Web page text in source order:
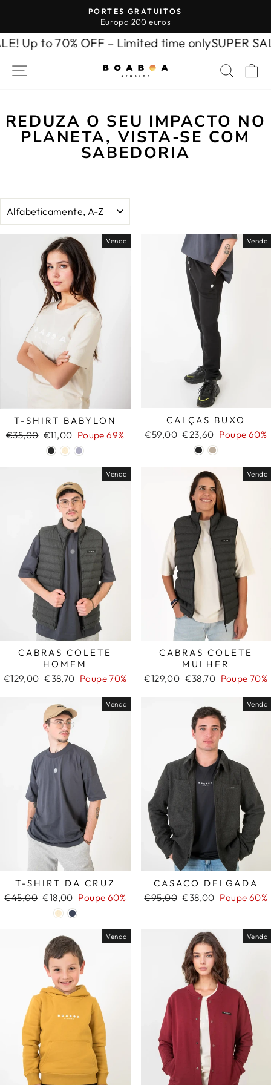
o
Conteúdo
slideshow
pausa
PORTES GRATUITOS
Europa 200 euros
to 70% OFF – Limited time onlySUPER SALE!
REDUZA O SEU IMPACTO NO
PLANETA, VISTA-SE COM
SABEDORIA
Venda
T-SHIRT BABYLON
Preço
€35,00 Preço
de
saldo
€11,00 Poupe 69%
Venda
CALÇAS BUXO
Preço
€59,00 Preço
saldo
€23,60 Poupe 60%
Venda
CABRAS COLETE
HOMEM
Preço
€129,00 Preço
€38,70 Poupe 70%
Venda
CABRAS COLETE
MULHER
Preço
€129,00 Preço
€38,70 Poupe 70%
Venda
T-SHIRT DA CRUZ
Preço
€45,00 Preço
saldo
€18,00 Poupe 60%
Venda
CASACO DELGADA
Preço
€95,00 Preço
€38,00 Poupe 60%
Venda Venda